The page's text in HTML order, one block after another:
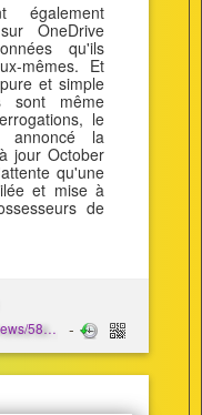
également
OneDrive
qu'ils
mêmes. Et
et simple
sont même
le
annoncé la
jour October
qu'une
et mise à
de
https://www.commentcamarche.net/news/5871923-suspension-de-la-mise-a-jour-windows-10